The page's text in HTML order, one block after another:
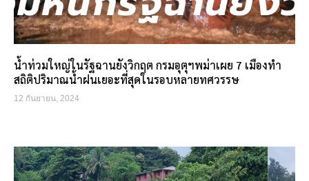
น้ำท่วมใหญ่ในรัฐฉานยังวิกฤต กรมอุตุฯพม่าเผย 7 เมืองทำ
สถิติปริมาณน้ำฝนเยอะที่สุดในรอบหลายทศวรรษ
12 กันยายน, 2024